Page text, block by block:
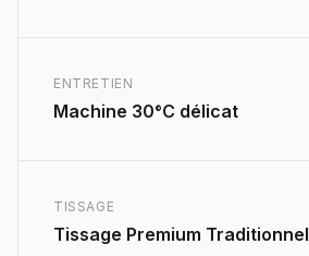
ENTRETIEN
Machine 30°C délicat
TISSAGE
Tissage Premium Traditionnel